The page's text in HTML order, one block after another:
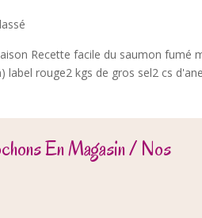
Recette facile du saumon fumé
label rouge2 kgs de gros sel2 cs
En Magasin / Nos